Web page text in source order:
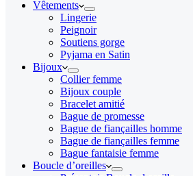
Vêtements
Lingerie
Peignoir
Soutiens gorge
Pyjama en Satin
Bijoux
Collier femme
Bijoux couple
Bracelet amitié
Bague de promesse
Bague de fiançailles homme
Bague de fiançailles femme
Bague fantaisie femme
Boucle d’oreilles